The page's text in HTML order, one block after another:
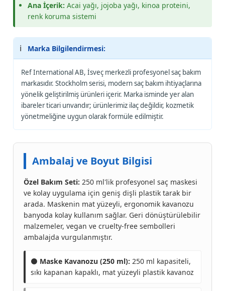
Ana İçerik: Acai yağı, jojoba yağı, kinoa proteini,
renk koruma sistemi
ℹ️ Marka Bilgilendirmesi:
Ref International AB, İsveç merkezli profesyonel saç bakım
markasıdır. Stockholm serisi, modern saç bakım ihtiyaçlarına
yönelik geliştirilmiş ürünleri içerir. Marka isminde yer alan
ibareler ticari unvandır; ürünlerimiz ilaç değildir, kozmetik
yönetmeliğine uygun olarak formüle edilmiştir.
Ambalaj ve Boyut Bilgisi
Özel Bakım Seti: 250 ml'lik profesyonel saç maskesi
ve kolay uygulama için geniş dişli plastik tarak bir
arada. Maskenin mat yüzeyli, ergonomik kavanozu
banyoda kolay kullanım sağlar. Geri dönüştürülebilir
malzemeler, vegan ve cruelty-free sembolleri
ambalajda vurgulanmıştır.
⚫ Maske Kavanozu (250 ml): 250 ml kapasiteli,
sıkı kapanan kapaklı, mat yüzeyli plastik kavanoz